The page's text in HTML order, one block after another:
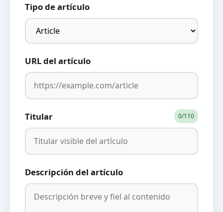
Tipo de artículo
URL del artículo
Titular 0/110
Descripción del artículo